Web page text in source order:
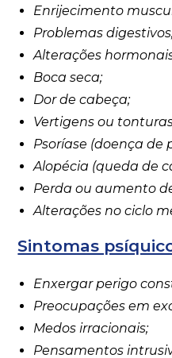
Enrijecimento
Problemas
Alterações
Boca seca;
Dor de cabeça;
Vertigens ou
Psoríase (doença de
Alopécia (queda de
Perda ou aumento
Alterações no ciclo
Sintomas
Enxergar perigo
Preocupações em
Medos irracionais;
Pensamentos